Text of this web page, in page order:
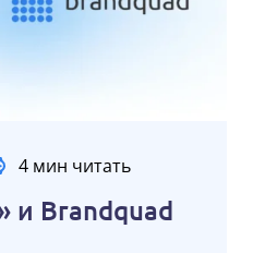
4 мин читать
и Brandquad